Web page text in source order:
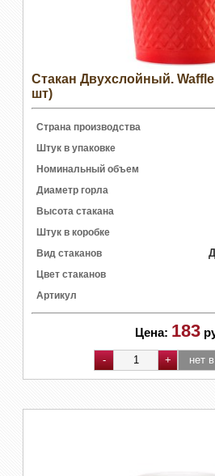
Стакан Двухслойный.
шт)
Страна производства
Штук в упаковке
Номинальный объем
Диаметр горла
Высота стакана
Штук в коробке
Вид стаканов
Цвет стаканов
Артикул
Цена: 183